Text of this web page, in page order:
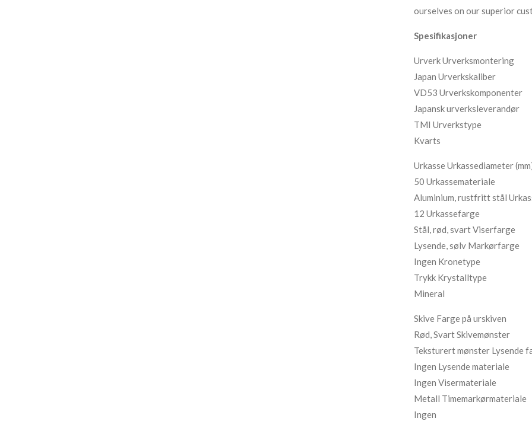
ourselves on our superior
Spesifikasjoner
UrverkUrverksmontering
Japan Urverkskaliber
VD53 Urverkskomponenter
Japanskurverksleverandør
TMI Urverkstype
Kvarts
UrkasseUrkassediameter
50 Urkassemateriale
Aluminium, rustfritt stål
12 Urkassefarge
Stål, rød, svartViserfarge
Lysende, sølv Markørfarge
Ingen Kronetype
Trykk Krystalltype
Mineral
Skive Farge på urskiven
Rød, SvartSkivemønster
Teksturert mønster Lysende
Ingen Lysende materiale
Ingen Visermateriale
Metall Timemarkørmateriale
Ingen